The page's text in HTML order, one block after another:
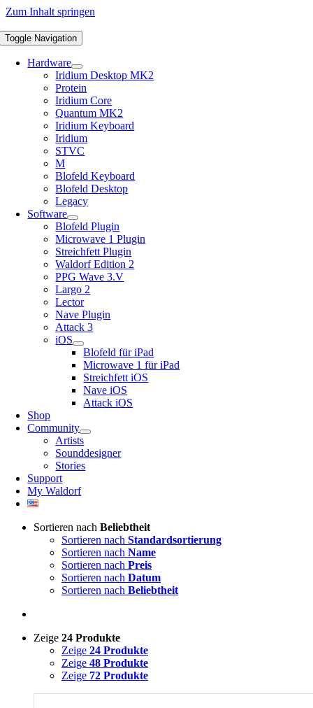
Zum Inhalt springen
Toggle Navigation
Hardware
Iridium Desktop MK2
Protein
Iridium Core
Quantum MK2
Iridium Keyboard
Iridium
STVC
M
Blofeld Keyboard
Blofeld Desktop
Legacy
Software
Blofeld Plugin
Microwave 1 Plugin
Streichfett Plugin
Waldorf Edition 2
PPG Wave 3.V
Largo 2
Lector
Nave Plugin
Attack 3
iOS
Blofeld für iPad
Microwave 1 für iPad
Streichfett iOS
Nave iOS
Attack iOS
Shop
Community
Artists
Sounddesigner
Stories
Support
My Waldorf
Sortieren nach Beliebtheit
Sortieren nach Standardsortierung
Sortieren nach Name
Sortieren nach Preis
Sortieren nach Datum
Sortieren nach Beliebtheit
Zeige 24 Produkte
Zeige 24 Produkte
Zeige 48 Produkte
Zeige 72 Produkte